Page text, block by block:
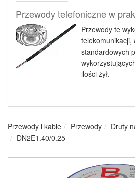
Przewody telefoniczne w
Przewody te
telekomunikacji,
standardowych
ilości żył.
Przewody i kable Przewody
Druty
DN2E1.40/0.25